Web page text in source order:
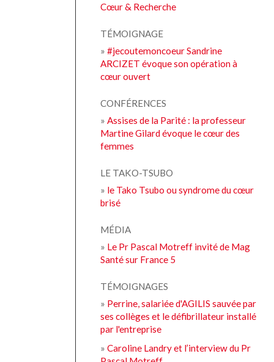
Cœur & Recherche
TÉMOIGNAGE
»#jecoutemoncoeur Sandrine
ARCIZET évoque son opération à
cœur ouvert
CONFÉRENCES
»Assises de la Parité : la professeur
Martine Gilard évoque le cœur des
femmes
LE TAKO-TSUBO
» le Tako Tsubo ou syndrome du cœur
brisé
MÉDIA
» Le Pr Pascal Motreff invité de Mag
Santé sur France 5
TÉMOIGNAGES
» Perrine, salariée d'AGILIS sauvée par
ses collèges et le défibrillateur installé
par l'entreprise
»Caroline Landry et l’interview du Pr